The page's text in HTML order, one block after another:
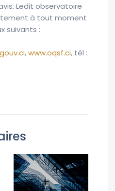
Ledit observatoire
à tout moment
suivants :
,www.oqsf.ci, tél :